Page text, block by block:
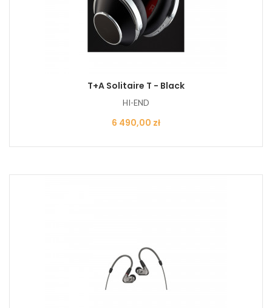
T+A Solitaire T - Black
HI-END
Cena
6 490,00 zł